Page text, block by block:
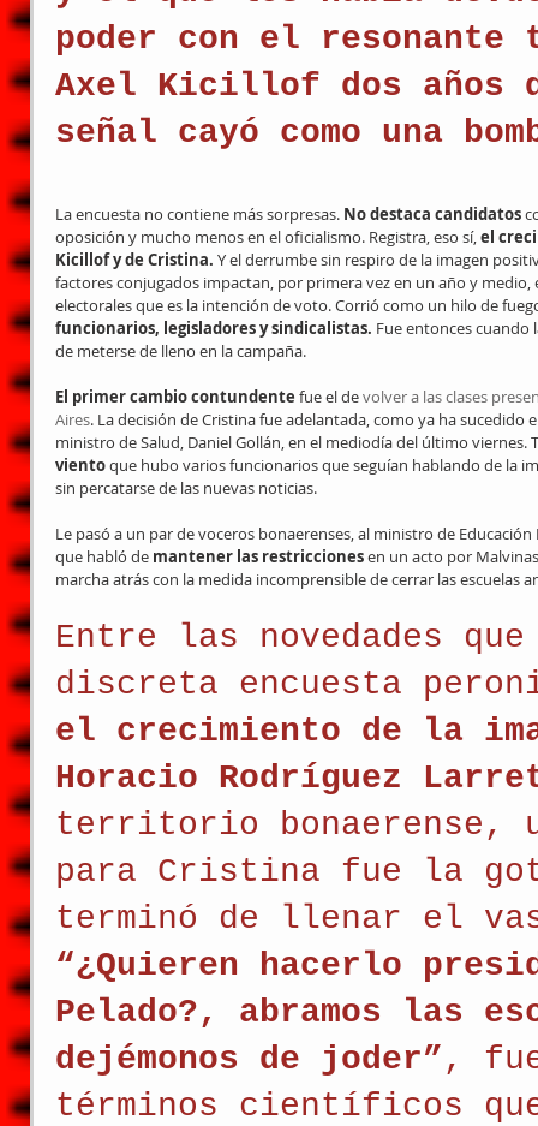
poder con el
Axel Kicillof dos años
señal cayó como una
La encuesta no contiene más sorpresas. No destaca candidatos
oposición y mucho menos en el oficialismo. Registra, eso sí, el
Kicillof y de Cristina. Y el derrumbe sin respiro de la imagen
factores conjugados impactan, por primera vez en un año y
electorales que es la intención de voto. Corrió como un hilo de
funcionarios, legisladores y sindicalistas. Fue entonces cuando
de meterse de lleno en la campaña.
El primer cambio contundente fue el de volver a las clases
Aires. La decisión de Cristina fue adelantada, como ya ha
ministro de Salud, Daniel Gollán, en el mediodía del último viernes.
viento que hubo varios funcionarios que seguían hablando de la
sin percatarse de las nuevas noticias.
Le pasó a un par de voceros bonaerenses, al ministro de
que habló de mantener las restricciones en un acto por
marcha atrás con la medida incomprensible de cerrar las escuelas
Entre las novedades
discreta encuesta
el crecimiento de la
Horacio Rodríguez
territorio bonaerense,
para Cristina fue la
terminó de llenar el
“¿Quieren hacerlo
Pelado?, abramos las
dejémonos de joder”,
términos científicos